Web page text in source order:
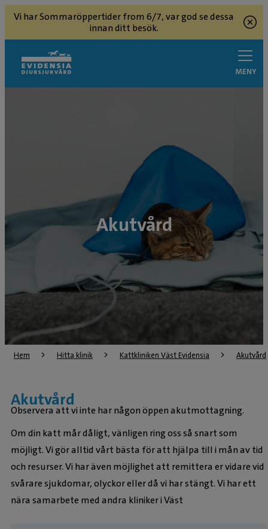
Vi har Sommaröppertider from 6/7, var god se dessa
innan ditt besök.
MENY
Akutvård
Hem Hitta klinik Kattkliniken Väst Evidensia Akutvård
Akutvård
Observera att vi inte har någon öppen akutmottagning.
Om din katt mår dåligt, vänligen ring oss så snart som
möjligt. Vi gör alltid vårt bästa för att hjälpa till i mån av tid
och resurser. Vi har även möjlighet att remittera er vidare vid
svårare sjukdomar, olyckor eller då vi har stängt. Vi har ett
nära samarbete med andra kliniker i Väst